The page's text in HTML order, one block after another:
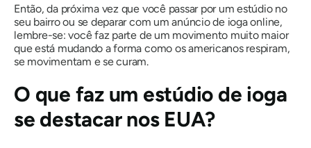
Então, da próxima vez que você passar por um estúdio no
seu bairro ou se deparar com um anúncio de ioga online,
lembre-se: você faz parte de um movimento muito maior
que está mudando a forma como os americanos respiram,
se movimentam e se curam.
O que faz um estúdio de ioga
se destacar nos EUA?